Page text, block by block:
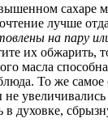
сахаре
лучше
на пару
их обжарить,
масла
То же самое
не
в духовке,